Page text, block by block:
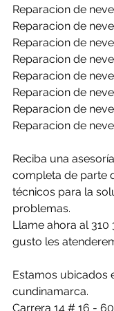
Reparacion de
Reparacion de
Reparacion de
Reparacion de
Reparacion de
Reparacion de
Reparacion de
Reparacion de
Reciba una
completa de parte
técnicos para la
problemas.
Llame ahora al
gusto les
Estamos ubicados
cundinamarca.
Carrera 14 # 16 -